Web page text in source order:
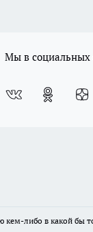
Мы в социальных
кем-либо в какой бы